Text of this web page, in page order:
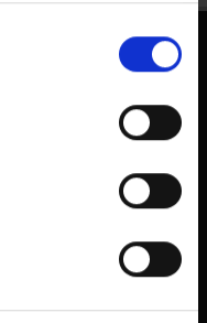
in qualsiasi
o facendo clic
tua posizione
di qualche
scansionandolo